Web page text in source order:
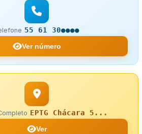
55 61 30●●●●
Ver número
EPTG Chácara 5...
Ver